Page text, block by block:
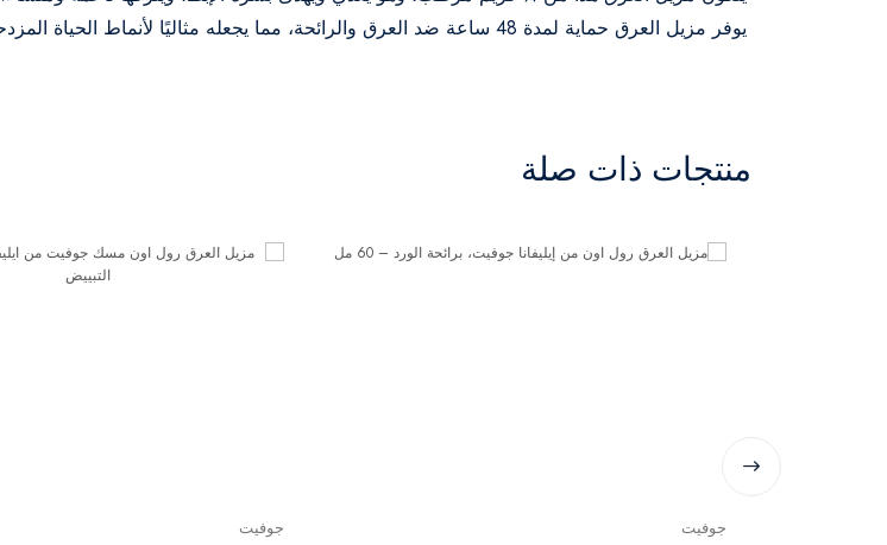
يوفر مزيل العرق حماية لمدة 48 ساعة ضد العرق والرائحة، مما يجعله مثاليًا لأنماط الحياة المزدحمة والنشيطة.
منتجات ذات صلة
جوفيت جوفيت